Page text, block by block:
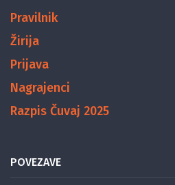
Pravilnik
Žirija
Prijava
Nagrajenci
Razpis Čuvaj 2025
POVEZAVE